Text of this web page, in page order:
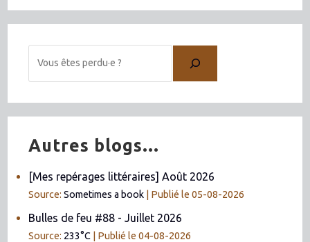
Autres blogs...
[Mes repérages littéraires] Août 2026
Source:Sometimes a book Publié le 05-08-2026
Bulles de feu #88 - Juillet 2026
Source: 233°C Publié le 04-08-2026